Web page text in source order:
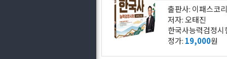
출판사: 이패스코
저자: 오태진
한국사능력검정시
정가: 19,000원